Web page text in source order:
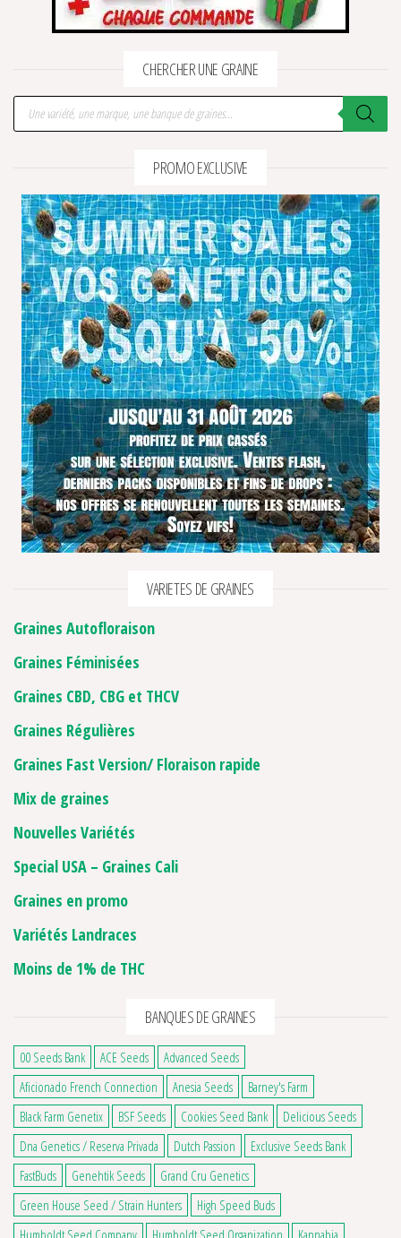
CHERCHER UNE GRAINE
Recherche de produits
PROMO EXCLUSIVE
VARIETES DE GRAINES
Graines Autofloraison
Graines Féminisées
Graines CBD, CBG et THCV
Graines Régulières
Graines Fast Version/ Floraison rapide
Mix de graines
Nouvelles Variétés
Special USA – Graines Cali
Graines en promo
Variétés Landraces
Moins de 1% de THC
BANQUES DE GRAINES
00 Seeds Bank ACE Seeds
Advanced Seeds
Aficionado French Connection
Anesia Seeds
Barney's Farm
Black Farm Genetix
BSF Seeds Cookies Seed Bank
Delicious Seeds
Dna Genetics / Reserva Privada
Dutch Passion
Exclusive Seeds Bank
FastBuds
Genehtik Seeds
Grand Cru Genetics
Green House Seed / Strain Hunters
High Speed Buds
Humboldt Seed Company
Humboldt Seed Organization Kannabia